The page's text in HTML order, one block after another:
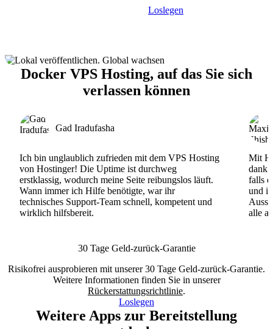
Loslegen
Docker VPS Hosting, auf das Sie sich
verlassen können
Gad Iradufasha
Ich bin unglaublich zufrieden mit dem VPS Hosting
von Hostinger! Die Uptime ist durchweg
erstklassig, wodurch meine Seite reibungslos läuft.
Wann immer ich Hilfe benötigte, war ihr
technisches Support-Team schnell, kompetent und
wirklich hilfsbereit.
Mit
dank
falls
und
alle
30 Tage Geld-zurück-Garantie
Risikofrei ausprobieren mit unserer 30 Tage Geld-zurück-Garantie.
Weitere Informationen finden Sie in unserer
Rückerstattungsrichtlinie.
Loslegen
Weitere Apps zur Bereitstellung